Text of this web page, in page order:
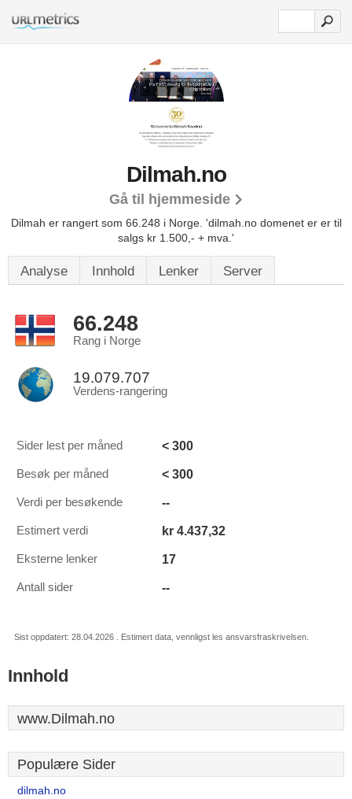
Dilmah.no
Gå til hjemmeside
Dilmah er rangert som 66.248 i Norge. 'dilmah.no domenet er er til
salgs kr 1.500,- + mva.'
Analyse Innhold Lenker Server
66.248
Rang i Norge
19.079.707
Verdens-rangering
Sider lest per måned < 300
Besøk per måned < 300
Verdi per besøkende --
Estimert verdi kr 4.437,32
Eksterne lenker 17
Antall sider --
Sist oppdatert: 28.04.2026 . Estimert data, vennligst les ansvarsfraskrivelsen.
Innhold
www.Dilmah.no
Populære Sider
dilmah.no